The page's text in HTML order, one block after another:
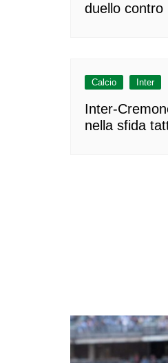
duello contro
Calcio Inter
Inter-
nella sfida